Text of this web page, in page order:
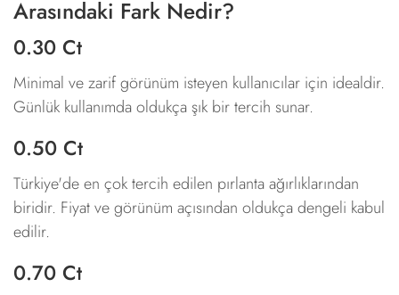
Arasındaki Fark Nedir?
0.30 Ct
Minimal ve zarif görünüm isteyen kullanıcılar için idealdir.
Günlük kullanımda oldukça şık bir tercih sunar.
0.50 Ct
Türkiye'de en çok tercih edilen pırlanta ağırlıklarından
biridir. Fiyat ve görünüm açısından oldukça dengeli kabul
edilir.
0.70 Ct